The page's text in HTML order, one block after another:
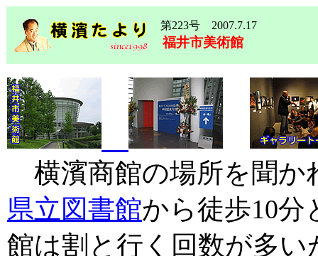
第223号 2007.7.17
福井市美術館
横濱商館の場所を聞か
県立図書館から徒歩10分
館は割と行く回数が多